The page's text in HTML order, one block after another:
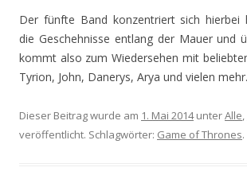
Der fünfte Band konzentriert sich hierbei
die Geschehnisse entlang der Mauer und
kommt also zum Wiedersehen mit
Tyrion, John, Danerys, Arya und vielen mehr.
Dieser Beitrag wurde am 1. Mai 2014unterAlle,
veröffentlicht. Schlagwörter: Game of Thrones.